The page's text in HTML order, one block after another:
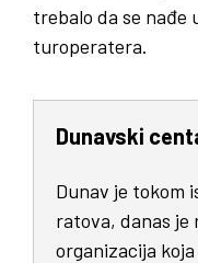
trebalo da se nađe
turoperatera.
Dunavski
Dunav je tokom
ratova, danas je
organizacija